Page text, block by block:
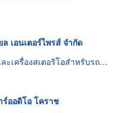
เอนเตอร์ไพรส์ จำกัด
ะเครื่องสเตอริโอสำหรับรถยนต์
ออดิโอ โคราช